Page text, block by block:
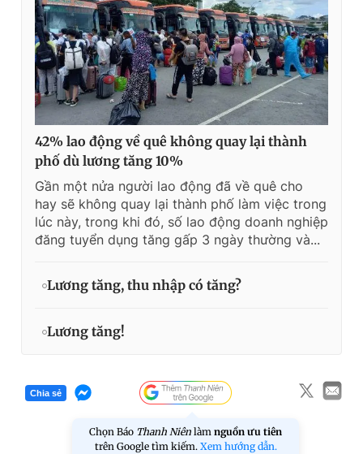
42% lao động về quê không quay lại thành
phố dù lương tăng 10%
Gần một nửa người lao động đã về quê cho
hay sẽ không quay lại thành phố làm việc trong
lúc này, trong khi đó, số lao động doanh nghiệp
đăng tuyển dụng tăng gấp 3 ngày thường và...
Lương tăng, thu nhập có tăng?
Lương tăng!
Chia sẻ
Chọn Báo Thanh Niên làm nguồn ưu tiên
trên Google tìm kiếm. Xem hướng dẫn.